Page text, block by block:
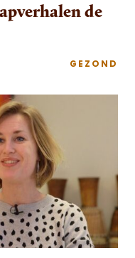
de
GEZOND